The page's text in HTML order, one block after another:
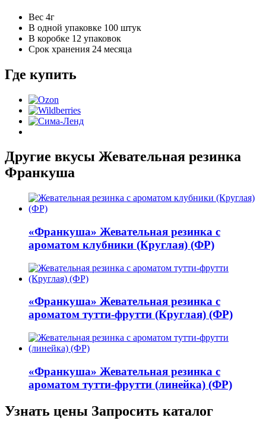
Вес 4г
В одной упаковке 100 штук
В коробке 12 упаковок
Срок хранения 24 месяца
Где купить
Другие вкусы Жевательная резинка
Франкуша
«Франкуша» Жевательная резинка с
ароматом клубники (Круглая) (ФР)
«Франкуша» Жевательная резинка с
ароматом тутти-фрутти (Круглая) (ФР)
«Франкуша» Жевательная резинка с
ароматом тутти-фрутти (линейка) (ФР)
Узнать цены Запросить каталог